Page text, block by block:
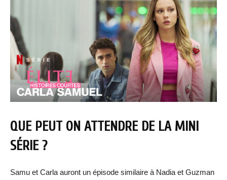
QUE PEUT ON ATTENDRE DE LA MINI
SÉRIE ?
Samu et Carla auront un épisode similaire à Nadia et Guzman